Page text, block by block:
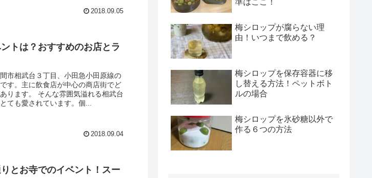
2018.09.05
トは？おすすめのお店とラ
市相武台３丁目、小田急小田原線の
す。主に飲食店が中心の商店街でど
ります。 そんな雰囲気溢れる相武台
ても愛されています。個...
2018.09.04
とお寺でのイベント！スー
梅シロップが腐らない理
由！いつまで飲める？
梅シロップを保存容器に移
し替える方法！ペットボト
ルの場合
梅シロップを氷砂糖以外で
作る６つの方法